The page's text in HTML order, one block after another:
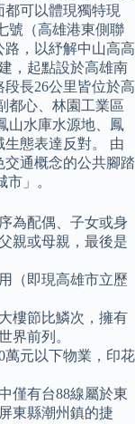
可以體現獨特現
號（高雄港東側聯
，以紓解中山高高
，起點設於高雄南
長26公里皆位於高
都心、林園工業區
山水庫水源地、鳳
態表達反對。 由
通概念的公共腳踏
」。
為配偶、子女或身
親或母親，最後是
（即現高雄市立歷
樓節比鱗次，擁有
界前列。
萬元以下物業，印花
僅有台88線屬於東
東縣潮州鎮的捷